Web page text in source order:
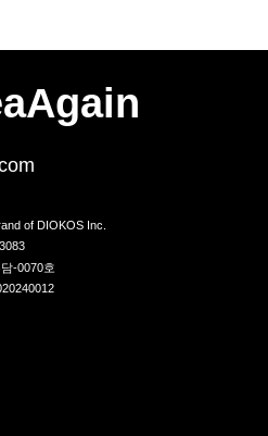
of DIOKOS Inc.
-0070호